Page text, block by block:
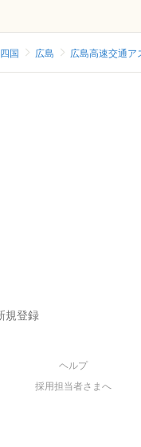
国 広島 広島高速交通ア
規登録
ヘルプ
採用担当者さまへ